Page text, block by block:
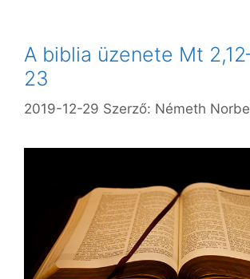
A biblia üzenete Mt
23
2019-12-29 Szerző: Németh